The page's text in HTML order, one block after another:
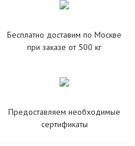
Бесплатно доставим по Москве
при заказе от 500 кг
Предоставляем необходимые
сертификаты